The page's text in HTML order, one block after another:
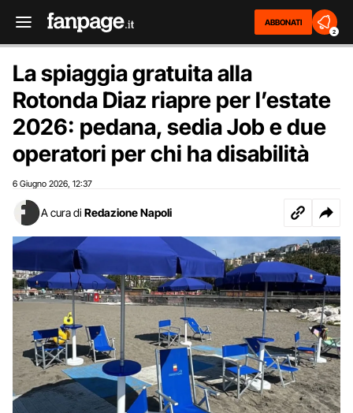
ABBONATI
2
La spiaggia gratuita alla
Rotonda Diaz riapre per l’estate
2026: pedana, sedia Job e due
operatori per chi ha disabilità
6 Giugno 2026 12:37
A cura di Redazione Napoli